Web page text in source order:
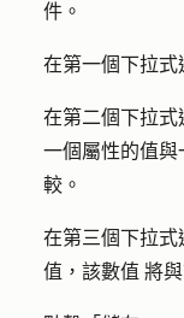
件。
在第一個下拉式
在第二個下拉式
一個屬性的值
較。
在第三個下拉式
值，該數值 將